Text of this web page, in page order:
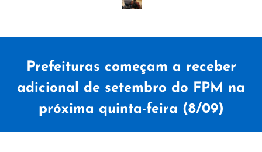
Prefeituras começam a receber
adicional de setembro do FPM na
próxima quinta-feira (8/09)